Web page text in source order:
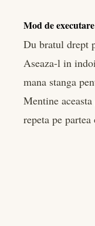
Mod de executare
Du bratul drept
Aseaza-l in
mana stanga
Mentine
repeta pe partea